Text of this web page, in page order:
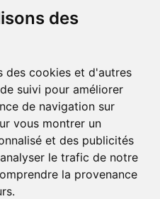
des
des cookies et d'autres
suivi pour améliorer
de navigation sur
vous montrer un
et des publicités
le trafic de notre
la provenance
Mentions légales
Données personnelles
ligne
Livraison / Point retrait
Commandez en ligne et
recevez votre commande
rapidement chez vous ou en
point retrait
Livraison chez vous ou en